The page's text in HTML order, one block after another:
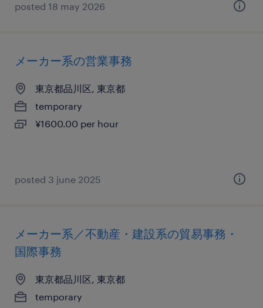
posted 18 may 2026
メーカー系の営業事務
東京都品川区, 東京都
temporary
¥1600.00 per hour
posted 3 june 2025
メーカー系／不動産・建設系の貿易事務・
国際事務
東京都品川区, 東京都
temporary